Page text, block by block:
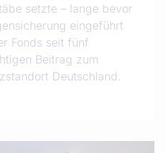
setzte – lange bevor
eingeführt
Fonds seit fünf
Beitrag zum
Deutschland.